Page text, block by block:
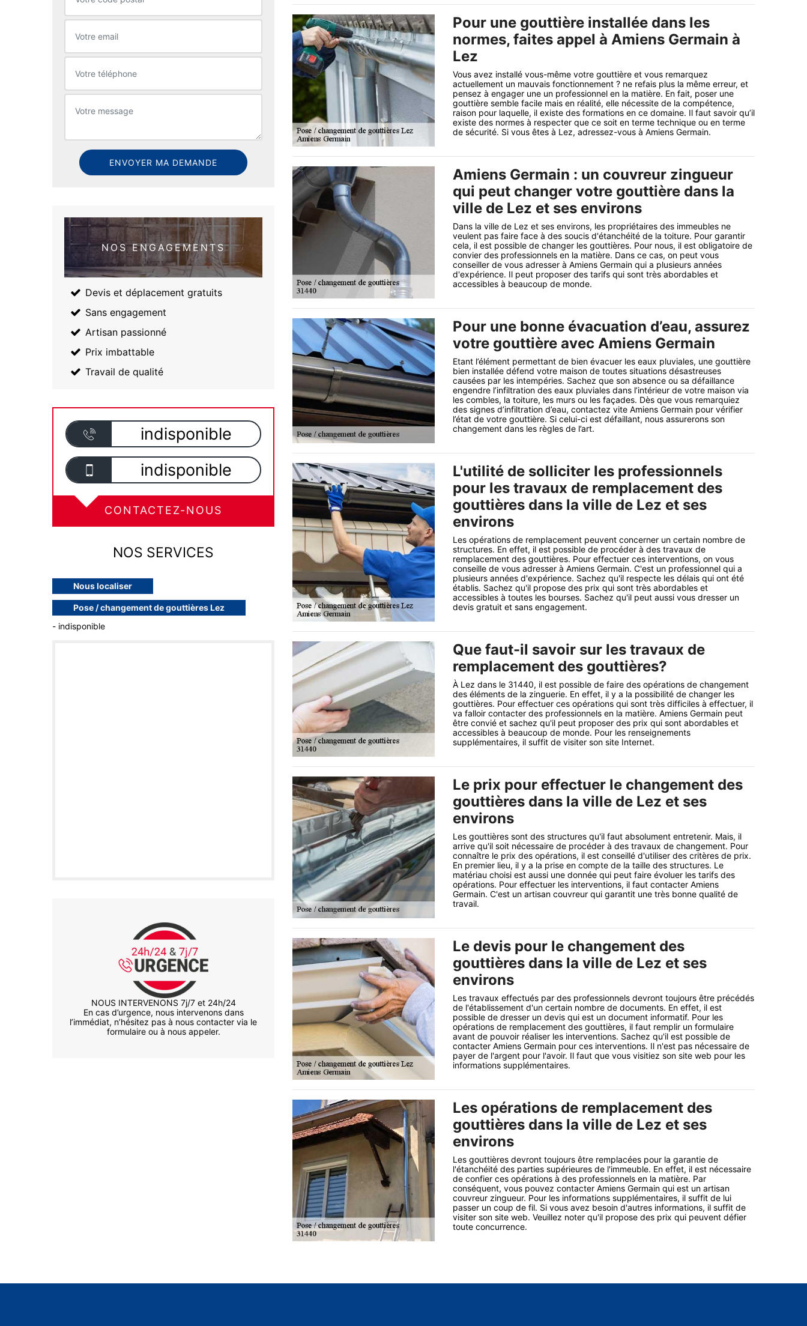
NOS ENGAGEMENTS
Devis et déplacement gratuits
Sans engagement
Artisan passionné
Prix imbattable
Travail de qualité
indisponible
indisponible
CONTACTEZ-NOUS
NOS SERVICES
Nous localiser
Pose / changement de gouttières Lez
- indisponible
NOUS INTERVENONS 7j/7 et 24h/24
En cas d’urgence, nous intervenons dans
l’immédiat, n’hésitez pas à nous contacter via le
formulaire ou à nous appeler.
Pour une gouttière installée dans les
normes, faites appel à Amiens Germain à
Lez
Vous avez installé vous-même votre gouttière et vous remarquez
actuellement un mauvais fonctionnement ? ne refais plus la même erreur, et
pensez à engager une un professionnel en la matière. En fait, poser une
gouttière semble facile mais en réalité, elle nécessite de la compétence,
raison pour laquelle, il existe des formations en ce domaine. Il faut savoir qu’il
existe des normes à respecter que ce soit en terme technique ou en terme
de sécurité. Si vous êtes à Lez, adressez-vous à Amiens Germain.
Amiens Germain : un couvreur zingueur
qui peut changer votre gouttière dans la
ville de Lez et ses environs
Dans la ville de Lez et ses environs, les propriétaires des immeubles ne
veulent pas faire face à des soucis d'étanchéité de la toiture. Pour garantir
cela, il est possible de changer les gouttières. Pour nous, il est obligatoire de
convier des professionnels en la matière. Dans ce cas, on peut vous
conseiller de vous adresser à Amiens Germain qui a plusieurs années
d'expérience. Il peut proposer des tarifs qui sont très abordables et
accessibles à beaucoup de monde.
Pour une bonne évacuation d’eau, assurez
votre gouttière avec Amiens Germain
Etant l’élément permettant de bien évacuer les eaux pluviales, une gouttière
bien installée défend votre maison de toutes situations désastreuses
causées par les intempéries. Sachez que son absence ou sa défaillance
engendre l’infiltration des eaux pluviales dans l’intérieur de votre maison via
les combles, la toiture, les murs ou les façades. Dès que vous remarquiez
des signes d’infiltration d’eau, contactez vite Amiens Germain pour vérifier
l’état de votre gouttière. Si celui-ci est défaillant, nous assurerons son
changement dans les règles de l’art.
L'utilité de solliciter les professionnels
pour les travaux de remplacement des
gouttières dans la ville de Lez et ses
environs
Les opérations de remplacement peuvent concerner un certain nombre de
structures. En effet, il est possible de procéder à des travaux de
remplacement des gouttières. Pour effectuer ces interventions, on vous
conseille de vous adresser à Amiens Germain. C'est un professionnel qui a
plusieurs années d'expérience. Sachez qu'il respecte les délais qui ont été
établis. Sachez qu'il propose des prix qui sont très abordables et
accessibles à toutes les bourses. Sachez qu'il peut aussi vous dresser un
devis gratuit et sans engagement.
Que faut-il savoir sur les travaux de
remplacement des gouttières?
À Lez dans le 31440, il est possible de faire des opérations de changement
des éléments de la zinguerie. En effet, il y a la possibilité de changer les
gouttières. Pour effectuer ces opérations qui sont très difficiles à effectuer, il
va falloir contacter des professionnels en la matière. Amiens Germain peut
être convié et sachez qu'il peut proposer des prix qui sont abordables et
accessibles à beaucoup de monde. Pour les renseignements
supplémentaires, il suffit de visiter son site Internet.
Le prix pour effectuer le changement des
gouttières dans la ville de Lez et ses
environs
Les gouttières sont des structures qu'il faut absolument entretenir. Mais, il
arrive qu'il soit nécessaire de procéder à des travaux de changement. Pour
connaître le prix des opérations, il est conseillé d'utiliser des critères de prix.
En premier lieu, il y a la prise en compte de la taille des structures. Le
matériau choisi est aussi une donnée qui peut faire évoluer les tarifs des
opérations. Pour effectuer les interventions, il faut contacter Amiens
Germain. C'est un artisan couvreur qui garantit une très bonne qualité de
travail.
Le devis pour le changement des
gouttières dans la ville de Lez et ses
environs
Les travaux effectués par des professionnels devront toujours être précédés
de l'établissement d'un certain nombre de documents. En effet, il est
possible de dresser un devis qui est un document informatif. Pour les
opérations de remplacement des gouttières, il faut remplir un formulaire
avant de pouvoir réaliser les interventions. Sachez qu'il est possible de
contacter Amiens Germain pour ces interventions. Il n'est pas nécessaire de
payer de l'argent pour l'avoir. Il faut que vous visitiez son site web pour les
informations supplémentaires.
Les opérations de remplacement des
gouttières dans la ville de Lez et ses
environs
Les gouttières devront toujours être remplacées pour la garantie de
l'étanchéité des parties supérieures de l'immeuble. En effet, il est nécessaire
de confier ces opérations à des professionnels en la matière. Par
conséquent, vous pouvez contacter Amiens Germain qui est un artisan
couvreur zingueur. Pour les informations supplémentaires, il suffit de lui
passer un coup de fil. Si vous avez besoin d'autres informations, il suffit de
visiter son site web. Veuillez noter qu'il propose des prix qui peuvent défier
toute concurrence.